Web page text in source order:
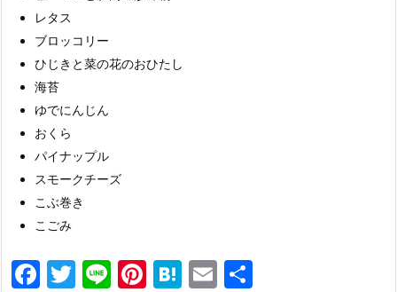
レタス
ブロッコリー
ひじきと菜の花のおひたし
海苔
ゆでにんじん
おくら
パイナップル
スモークチーズ
こぶ巻き
こごみ
F
T
Li Pi H
E